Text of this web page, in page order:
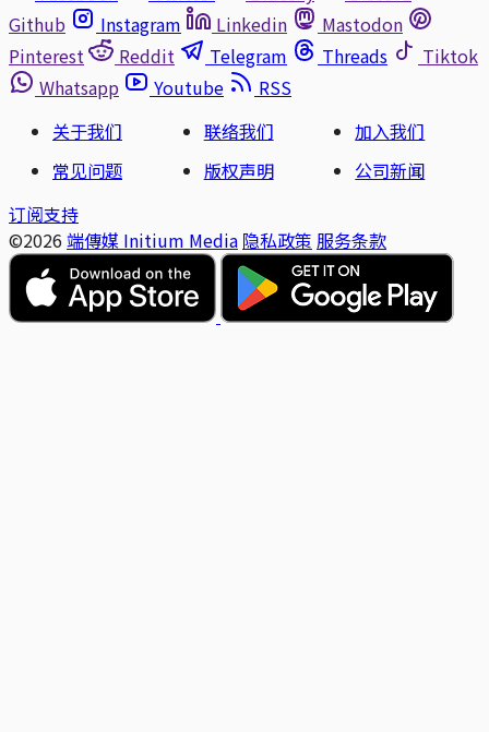
Github
Instagram Linkedin
Mastodon
Pinterest
Reddit Telegram Threads
Tiktok
Whatsapp
Youtube
RSS
关于我们
联络我们
加入我们
常见问题
版权声明
公司新闻
订阅支持
©2026 端傳媒 Initium Media 隐私政策 服务条款